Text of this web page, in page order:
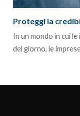
Proteggi la
In un mondo in cui
del giorno, le